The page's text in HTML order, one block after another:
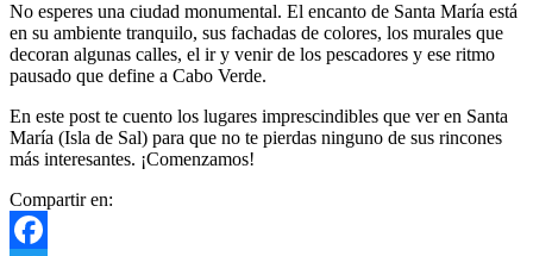
No esperes una ciudad monumental. El encanto de Santa María está
en su ambiente tranquilo, sus fachadas de colores, los murales que
decoran algunas calles, el ir y venir de los pescadores y ese ritmo
pausado que define a Cabo Verde.
En este post te cuento los lugares imprescindibles que ver en Santa
María (Isla de Sal) para que no te pierdas ninguno de sus rincones
más interesantes. ¡Comenzamos!
Compartir en: